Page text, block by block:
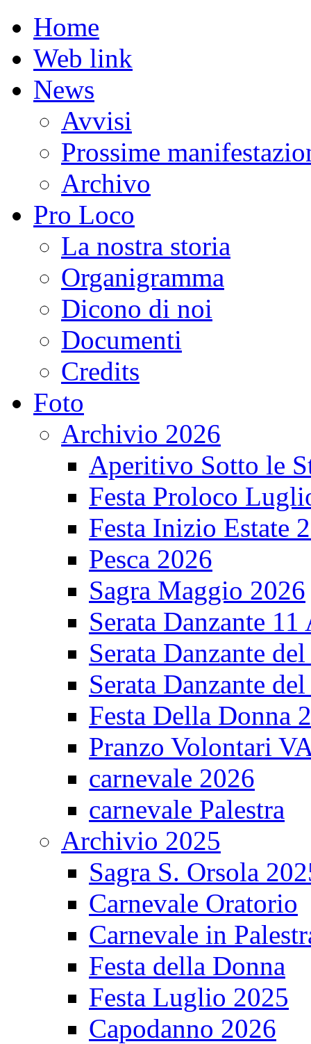
Home
Web link
News
Avvisi
Prossime
Archivo
Pro Loco
La nostra storia
Organigramma
Dicono di noi
Documenti
Credits
Foto
Archivio 2026
Aperitivo Sotto le
Festa Proloco
Festa Inizio Estate
Pesca 2026
Sagra Maggio 2026
Serata Danzante
Serata Danzante
Serata Danzante
Festa Della Donna
Pranzo Volontari
carnevale 2026
carnevale Palestra
Archivio 2025
Sagra S. Orsola
Carnevale Oratorio
Carnevale in
Festa della Donna
Festa Luglio 2025
Capodanno 2026